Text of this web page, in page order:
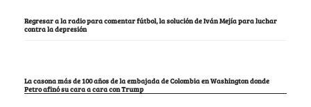
Regresar a la radio para comentar fútbol, la solución de Iván Mejía para luchar
contra la depresión
La casona más de 100 años de la embajada de Colombia en Washington donde
Petro afinó su cara a cara con Trump